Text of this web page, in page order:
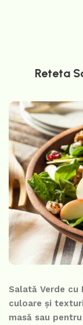
Reteta
Salată Verde cu
culoare și
masă sau